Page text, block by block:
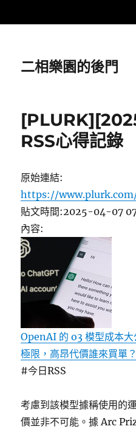
二相樂園的後門
RSS心得記錄
原始連結:
https://
貼文時間:2025-04-07
內容:
OpenAI 的 o3 模型成本
極限，高昂代價誰來買單？
#今日RSS
考慮到該模型據稱使用的
價並非不可能。據 Arc